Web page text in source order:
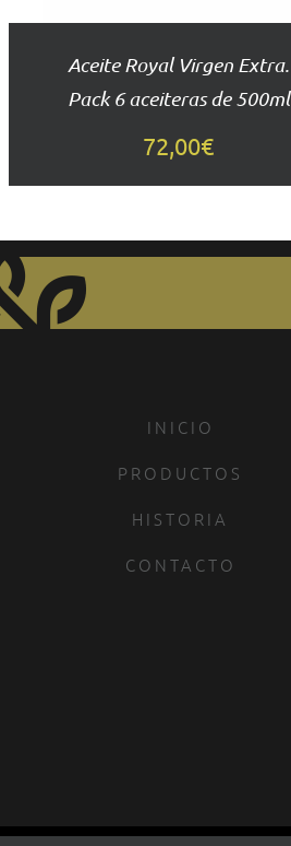
Aceite Royal Virgen Extra.
Pack 6 aceiteras de 500ml
72,00€
INICIO
PRODUCTOS
HISTORIA
CONTACTO